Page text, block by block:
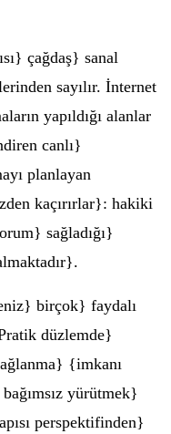
çağdaş} sanal
sayılır. İnternet
yapıldığı alanlar
canlı}
planlayan
kaçırırlar}: hakiki
sağladığı}
birçok} faydalı
düzlemde}
{imkanı
yürütmek}
perspektifinden}